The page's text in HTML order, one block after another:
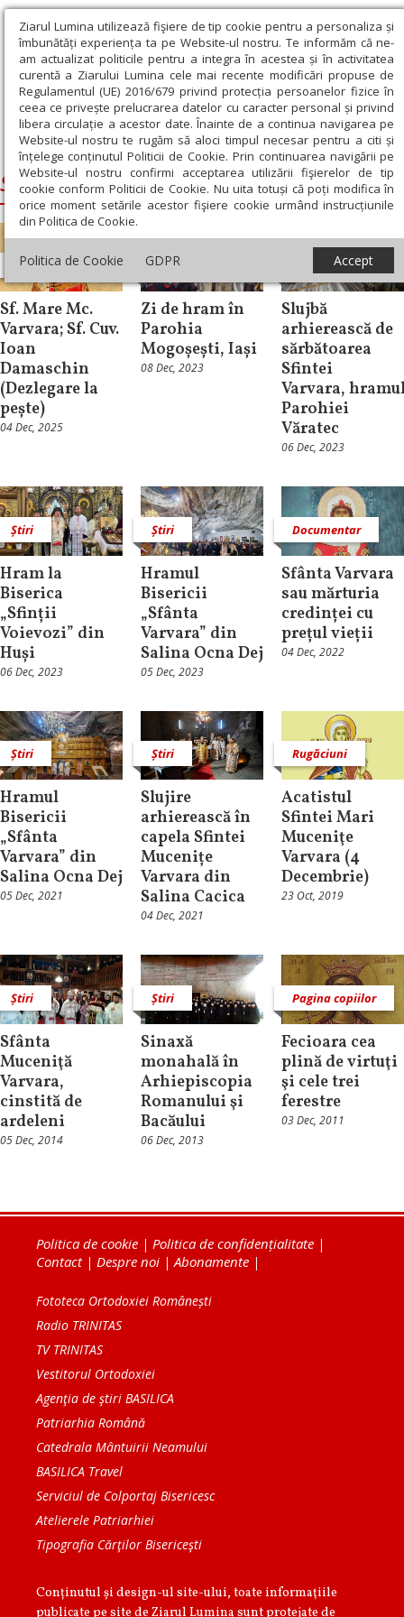
Ziarul Lumina utilizează fişiere de tip cookie pentru a personaliza și
îmbunătăți experiența ta pe Website-ul nostru. Te informăm că ne-
am actualizat politicile pentru a integra în acestea și în activitatea
curentă a Ziarului Lumina cele mai recente modificări propuse de
Regulamentul (UE) 2016/679 privind protecția persoanelor fizice în
ceea ce privește prelucrarea datelor cu caracter personal și privind
libera circulație a acestor date. Înainte de a continua navigarea pe
Website-ul nostru te rugăm să aloci timpul necesar pentru a citi și
înțelege conținutul Politicii de Cookie. Prin continuarea navigării pe
Website-ul nostru confirmi acceptarea utilizării fişierelor de tip
cookie conform Politicii de Cookie. Nu uita totuși că poți modifica în
orice moment setările acestor fişiere cookie urmând instrucțiunile
din Politica de Cookie.
Politica de Cookie GDPR Accept
Ziarul Lumina › Sfanta Mare Mucenita Varvara
Sfanta Mare Mucenita Varvara
Sinaxar
Sf. Mare Mc.
Varvara; Sf. Cuv.
Ioan
Damaschin
(Dezlegare la
pește)
04 Dec, 2025
Știri
Zi de hram în
Parohia
Mogoșești, Iași
08 Dec, 2023
Slujbă
arhierească de
sărbătoarea
Sfintei
Varvara,
Parohiei
Văratec
06 Dec, 2023
Știri
Hram la
Biserica
„Sfinții
Voievozi” din
Huși
06 Dec, 2023
Știri
Hramul
Bisericii
„Sfânta
Varvara” din
Salina Ocna Dej
05 Dec, 2023
Documentar
Sfânta Varvara
sau mărturia
credinței cu
prețul vieții
04 Dec, 2022
Știri
Hramul
Bisericii
„Sfânta
Varvara” din
Salina Ocna Dej
05 Dec, 2021
Știri
Slujire
arhierească în
capela Sfintei
Mucenițe
Varvara din
Salina Cacica
04 Dec, 2021
Rugăciuni
Acatistul
Sfintei Mari
Muceniţe
Varvara (4
Decembrie)
23 Oct, 2019
Știri
Sfânta
Muceniţă
Varvara,
cinstită de
ardeleni
05 Dec, 2014
Știri
Sinaxă
monahală în
Arhiepiscopia
Romanului şi
Bacăului
06 Dec, 2013
Pagina copiilor
Fecioara cea
plină de virtuţi
şi cele trei
ferestre
03 Dec, 2011
Politica de cookie | Politica de confidențialitate |
Contact| Despre noi | Abonamente |
Fototeca Ortodoxiei Românești
Radio TRINITAS
TV TRINITAS
Vestitorul Ortodoxiei
Agenţia de ştiri BASILICA
Patriarhia Română
Catedrala Mântuirii Neamului
BASILICA Travel
Serviciul de Colportaj Bisericesc
Atelierele Patriarhiei
Tipografia Cărţilor Bisericeşti
Conținutul și design-ul site-ului, toate informaţiile
publicate pe site de Ziarul Lumina sunt protejate de